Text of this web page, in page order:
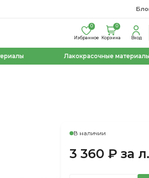
Избранное
0 0
Корзина Вход
Лакокрасочные
В наличии
3 360 ₽ за л.